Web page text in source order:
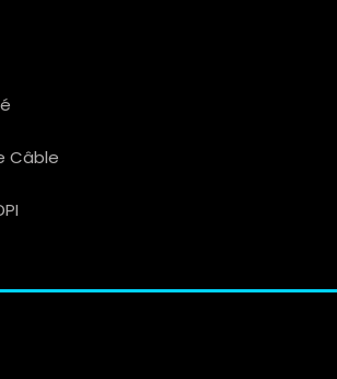
Câble